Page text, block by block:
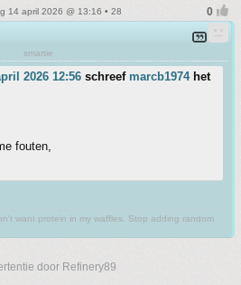
14 april 2026 @ 13:16 • 28
smartie
2026 12:56 schreef marcb1974het
fouten,
want protein in my waffles. Stop adding random
door Refinery89